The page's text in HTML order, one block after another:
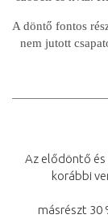
A döntő fontos
nem jutott
Az elődöntő
korábbi
másrészt 30